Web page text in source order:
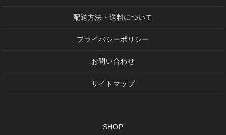
配送方法・送料について
プライバシーポリシー
お問い合わせ
サイトマップ
SHOP